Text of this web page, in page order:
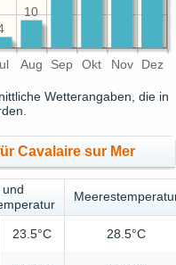
Aug Sep Okt Nov Dez
10
Wetterangaben, die in
Cavalaire sur Mer
und
23.5°C 28.5°C